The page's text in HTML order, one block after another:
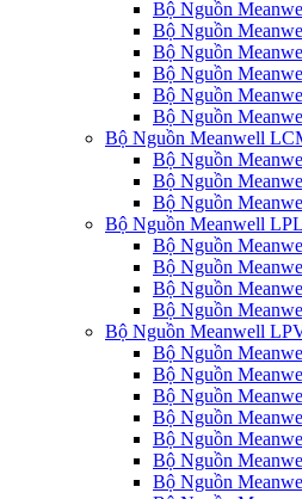
Bộ Nguồn
Bộ Nguồn
Bộ Nguồn
Bộ Nguồn
Bộ Nguồn
Bộ Nguồn
Bộ Nguồn Meanwell
Bộ Nguồn
Bộ Nguồn
Bộ Nguồn
Bộ Nguồn Meanwell
Bộ Nguồn
Bộ Nguồn
Bộ Nguồn
Bộ Nguồn
Bộ Nguồn Meanwell
Bộ Nguồn
Bộ Nguồn
Bộ Nguồn
Bộ Nguồn
Bộ Nguồn
Bộ Nguồn
Bộ Nguồn